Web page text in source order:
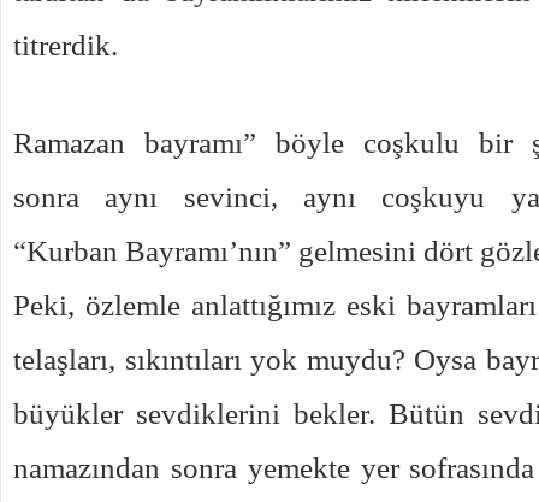
titrerdik.
Ramazan bayramı” böyle coşkulu bir
sonra aynı sevinci, aynı coşkuyu
“Kurban Bayramı’nın” gelmesini dört
Peki, özlemle anlattığımız eski
telaşları, sıkıntıları yok muydu? Oysa
büyükler sevdiklerini bekler. Bütün
namazından sonra yemekte yer